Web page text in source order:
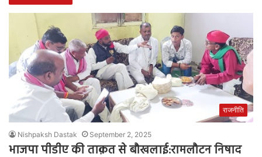
राजनीति
Nishpaksh Dastak September 2, 2025
भाजपा पीडीए की ताक़त से बौखलाई:रामलौटन निषाद